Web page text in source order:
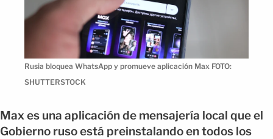
Rusia bloquea WhatsApp y promueve aplicación Max FOTO:
SHUTTERSTOCK
Max es una aplicación de mensajería local que el
Gobierno ruso está preinstalando en todos los